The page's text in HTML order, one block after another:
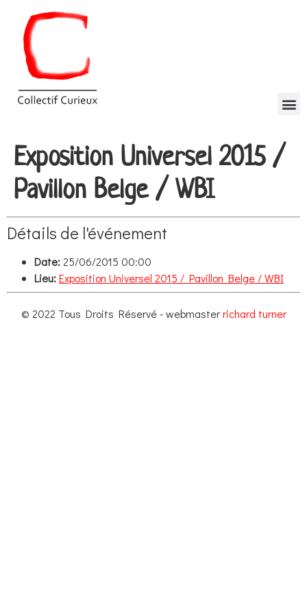
Exposition Universel 2015 /
Pavillon Belge / WBI
Détails de l'événement
Date:25/06/2015 00:00
Lieu:Exposition Universel 2015 / Pavillon Belge / WBI
© 2022 Tous Droits Réservé - webmasterrichard turner